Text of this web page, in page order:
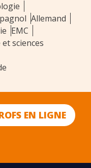
Allemand
EMC
sciences
EN LIGNE